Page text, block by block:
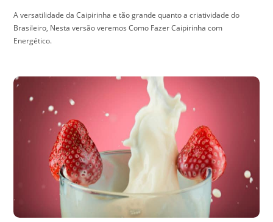
A versatilidade da Caipirinha e tão grande quanto a criatividade do
Brasileiro, Nesta versão veremos Como Fazer Caipirinha com
Energético.